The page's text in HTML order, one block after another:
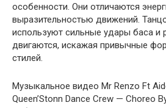
особенности. Они отличаются
выразительностью движений.
используют сильные удары баса и
двигаются, искажая привычные
стилей.
Музыкальное видео Mr Renzo Ft
Queen’Stonn Dance Crew — Choreo